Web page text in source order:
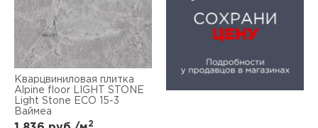
Кварцвиниловая плитка
Alpine floor LIGHT STONE
Light Stone ЕСО 15-3
Ваймеа
2